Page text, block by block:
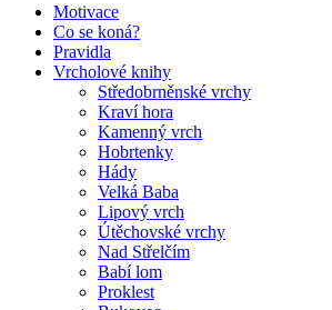
Motivace
Co se koná?
Pravidla
Vrcholové knihy
Středobrněnské vrchy
Kraví hora
Kamenný vrch
Hobrtenky
Hády
Velká Baba
Lipový vrch
Útěchovské vrchy
Nad Střelčím
Babí lom
Proklest